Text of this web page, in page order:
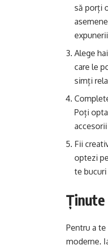
să porți
Alege
care le
simți
Poți
Fii
optezi
te
Ținute
Pentru a
moderne.